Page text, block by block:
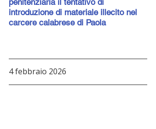
introduzione di materiale illecito nel
carcere calabrese di Paola
4 febbraio 2026